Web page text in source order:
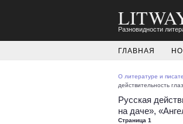
Разновидности
ГЛАВНАЯ
О литературе и
действительность
Русская
на даче»,
Страница 1